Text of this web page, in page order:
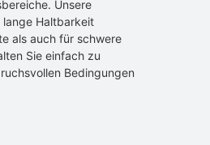
Unsere
lange Haltbarkeit
als auch für schwere
Sie einfach zu
Bedingungen